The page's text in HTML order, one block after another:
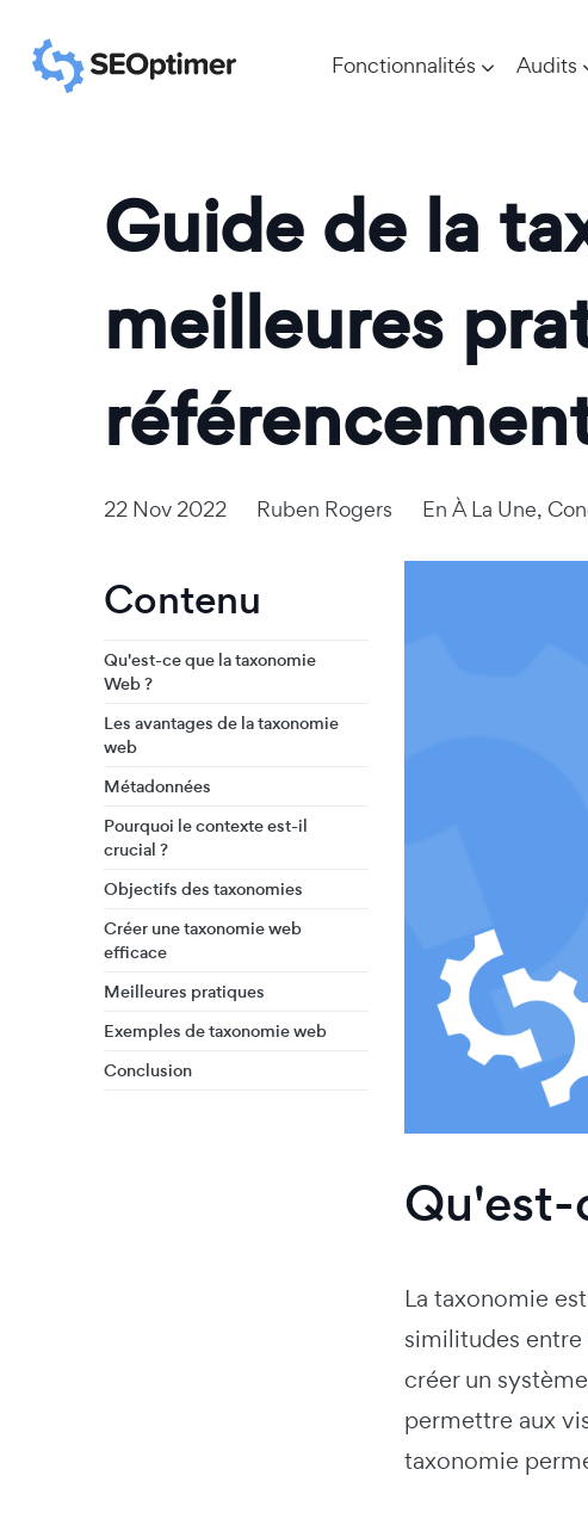
Fonctionnalités Audits
Guide de la
meilleures
22 Nov 2022 Ruben Rogers En À La Une,
Contenu
Qu'est-ce que la taxonomie
Web ?
Les avantages de la taxonomie
web
Métadonnées
Pourquoi le contexte est-il
crucial ?
Objectifs des taxonomies
Créer une taxonomie web
efficace
Meilleures pratiques
Exemples de taxonomie web
Conclusion
Qu'est-
La taxonomie
similitudes
créer un
permettre aux
taxonomie